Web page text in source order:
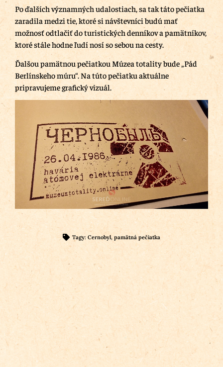
Po ďalších významných udalostiach, sa tak táto pečiatka
zaradila medzi tie, ktoré si návštevníci budú mať
možnosť odtlačiť do turistických denníkov a pamätníkov,
ktoré stále hodne ľudí nosí so sebou na cesty.
Ďalšou pamätnou pečiatkou Múzea totality bude „Pád
Berlínskeho múru“. Na túto pečiatku aktuálne
pripravujeme grafický vizuál.
Tagy: Cernobyl, pamätná pečiatka